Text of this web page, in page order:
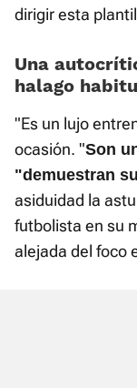
dirigir esta
Una
halago
"Es un lujo
ocasión. "Son
"demuestran
asiduidad la
futbolista en su
alejada del foco